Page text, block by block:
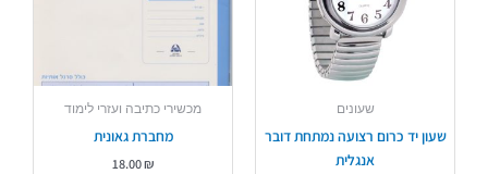
שעונים
שעון יד כרום רצועה נמתחת דובר
אנגלית
מכשירי כתיבה ועזרי לימוד
מחברת גאונית
18.00₪